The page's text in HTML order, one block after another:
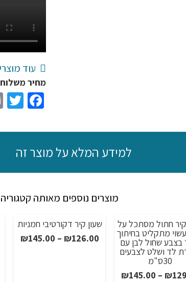
מעץ
עוד
מחיר משלוח ₪25, משלוח חינם בקנייה מעל ₪400
למידע המלא על מוצר זה
מוצרים נוספים מאותה קטגוריה
קיר חתול מסתכל על
מתקליט בחיתוך
בצבע שחול לבן עם
לד ושלט לצבעים
30ס"מ
₪
–
₪145.00
מבצע!
שעון קיר דקורטיבי חמניות
₪126.00
–
₪145.00